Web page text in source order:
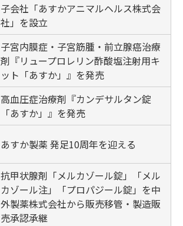
子会社「あすかアニマルヘルス株式会
社」を設立
子宮内膜症・子宮筋腫・前立腺癌治療
剤『リュープロレリン酢酸塩注射用キ
ット「あすか」』を発売
高血圧症治療剤『カンデサルタン錠
「あすか」』を発売
あすか製薬 発足10周年を迎える
抗甲状腺剤「メルカゾール錠」「メル
カゾール注」「プロパジール錠」を中
外製薬株式会社から販売移管・製造販
売承認承継